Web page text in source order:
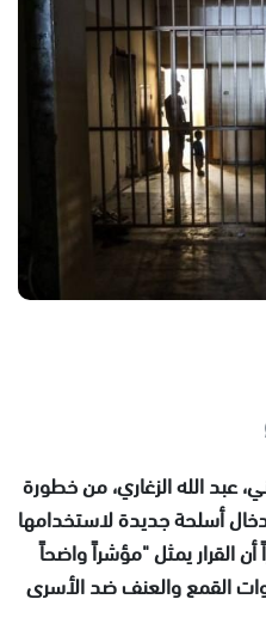
عبد الله الزغاري، من خطورة
أسلحة جديدة لاستخدامها
القرار يمثل "مؤشراً واضحاً
القمع والعنف ضد الأسرى